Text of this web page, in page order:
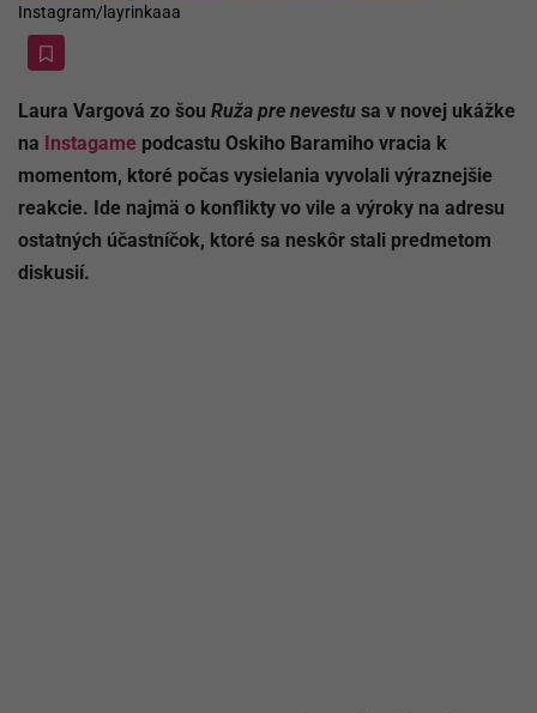
Instagram/layrinkaaa
Laura Vargová zo šou Ruža pre nevestu sa v novej ukážke
na Instagame podcastu Oskiho Baramiho vracia k
momentom, ktoré počas vysielania vyvolali výraznejšie
reakcie. Ide najmä o konflikty vo vile a výroky na adresu
ostatných účastníčok, ktoré sa neskôr stali predmetom
diskusií.